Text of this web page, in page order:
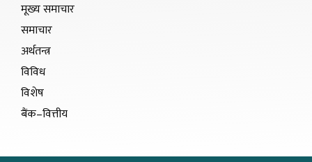
मूख्य समाचार
समाचार
अर्थतन्त्र
विविध
विशेष
बैंक–वित्तीय